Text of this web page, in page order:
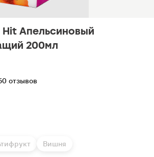
Апельсиновый
200мл
отзывов
Вишня